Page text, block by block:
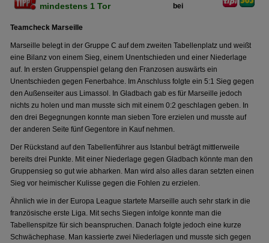
mindestens 1 Tor
bei
Teamcheck Marseille
Marseille belegt in der Gruppe C auf dem zweiten Tabellenplatz und weißt
eine Bilanz von einem Sieg, einem Unentschieden und einer Niederlage
auf. In ersten Gruppenspiel gelang den Franzosen auswärts ein
Unentschieden gegen Fenerbahce. Im Anschluss folgte ein 5:1 Sieg gegen
den Außenseiter aus Limassol. In Gladbach gab es für Marseille jedoch
nichts zu holen und man musste sich mit einem 0:2 geschlagen geben. In
den drei Begegnungen konnte man sieben Tore erzielen und musste auf
der anderen Seite fünf Gegentore in Kauf nehmen.
Der Rückstand auf den Tabellenführer aus Istanbul beträgt mittlerweile
bereits drei Punkte. Mit einer Niederlage gegen Gladbach könnte man den
Gruppensieg so gut wie abharken. Man wird also alles daran setzten einen
Sieg vor heimischer Kulisse gegen die Fohlen zu erzielen.
Ähnlich wie in der Europa League startete Marseille auch sehr stark in die
französische erste Liga. Mit sechs Siegen infolge konnte man die
Tabellenspitze für sich beanspruchen. Danach folgte jedoch eine kurze
Schwächephase. Man kassierte zwei Niederlagen und musste sich gegen